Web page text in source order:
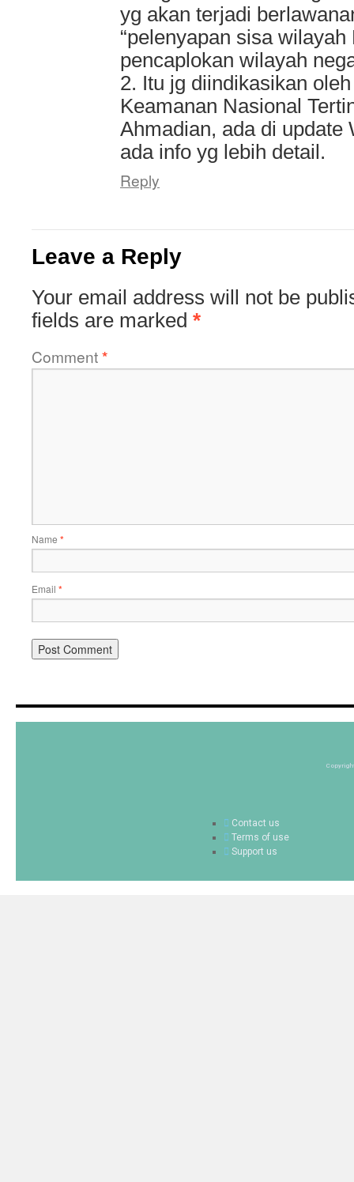
yg akan terjadi
“pelenyapan sisa wilayah
pencaplokan wilayah
2. Itu jg diindikasikan
Keamanan Nasional
Ahmadian, ada di update
ada info yg lebih detail.
Reply
Leave a Reply
Your email address will not be
fields are marked *
Comment*
Name *
Email *
Contact us
Terms of use
Support us